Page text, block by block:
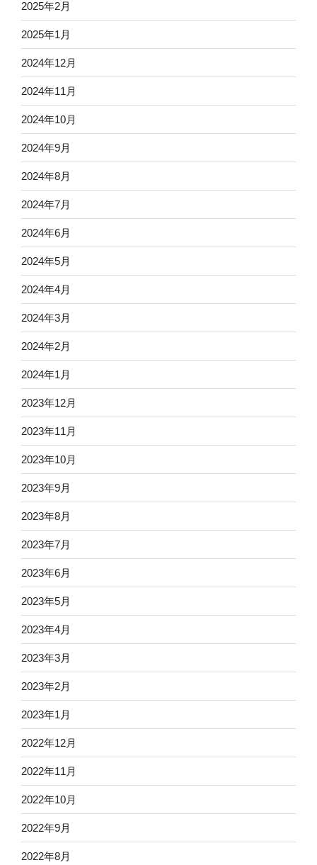
2025年2月
2025年1月
2024年12月
2024年11月
2024年10月
2024年9月
2024年8月
2024年7月
2024年6月
2024年5月
2024年4月
2024年3月
2024年2月
2024年1月
2023年12月
2023年11月
2023年10月
2023年9月
2023年8月
2023年7月
2023年6月
2023年5月
2023年4月
2023年3月
2023年2月
2023年1月
2022年12月
2022年11月
2022年10月
2022年9月
2022年8月